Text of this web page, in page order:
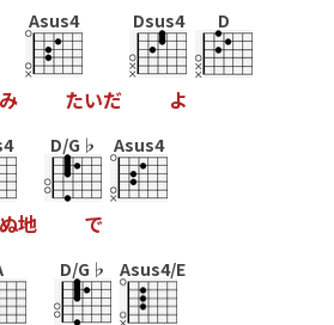
み
Asus4
たいだ
Dsus4
よ
D
ぬ地
D/G♭
で
Asus4
D/G♭ Asus4/E